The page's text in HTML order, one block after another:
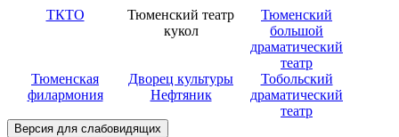
ТКТО
Тюменский театр
кукол
Тюменский
большой
драматический
театр
Тюменская
филармония
Дворец культуры
Нефтяник
Тобольский
драматический
театр
Версия для слабовидящих